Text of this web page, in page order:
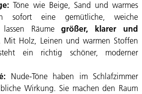
Töne wie Beige, Sand und warmes
sofort eine gemütliche, weiche
lassen Räumegrößer, klarer und
Mit Holz, Leinen und warmen Stoffen
ein richtig schöner, moderner
Nude-Töne haben im Schlafzimmer
Wirkung. Sie machen den Raum